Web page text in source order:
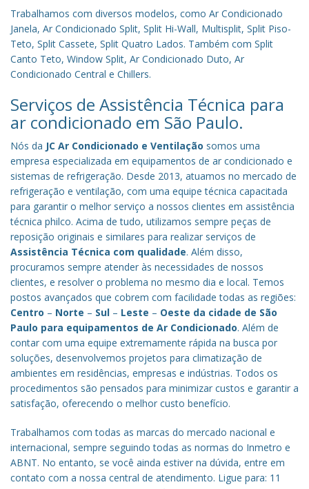
Trabalhamos com diversos modelos, como Ar Condicionado
Janela, Ar Condicionado Split, Split Hi-Wall, Multisplit, Split Piso-
Teto, Split Cassete, Split Quatro Lados. Também com Split
Canto Teto, Window Split, Ar Condicionado Duto, Ar
Condicionado Central e Chillers.
Serviços de Assistência Técnica para
ar condicionado em São Paulo.
Nós da JC Ar Condicionado e Ventilação somos uma
empresa especializada em equipamentos de ar condicionado e
sistemas de refrigeração. Desde 2013, atuamos no mercado de
refrigeração e ventilação, com uma equipe técnica capacitada
para garantir o melhor serviço a nossos clientes em assistência
técnica philco. Acima de tudo, utilizamos sempre peças de
reposição originais e similares para realizar serviços de
Assistência Técnica com qualidade. Além disso,
procuramos sempre atender às necessidades de nossos
clientes, e resolver o problema no mesmo dia e local. Temos
postos avançados que cobrem com facilidade todas as regiões:
Centro – Norte – Sul – Leste – Oeste da cidade de São
Paulo para equipamentos de Ar Condicionado. Além de
contar com uma equipe extremamente rápida na busca por
soluções, desenvolvemos projetos para climatização de
ambientes em residências, empresas e indústrias. Todos os
procedimentos são pensados para minimizar custos e garantir a
satisfação, oferecendo o melhor custo benefício.
Trabalhamos com todas as marcas do mercado nacional e
internacional, sempre seguindo todas as normas do Inmetro e
ABNT. No entanto, se você ainda estiver na dúvida, entre em
contato com a nossa central de atendimento. Ligue para: 11